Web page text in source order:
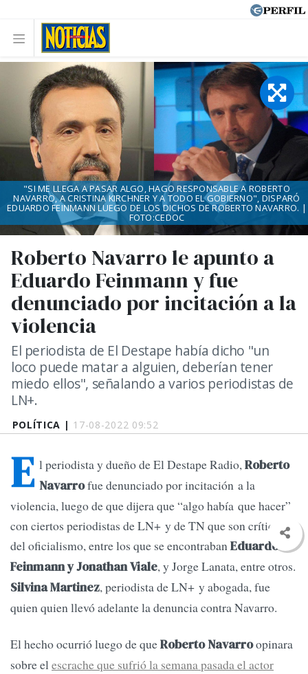
POLÍTICA | 17-08-2022 09:52
Roberto Navarro le apunto a
Eduardo Feinmann y fue
denunciado por incitación a la
violencia
El periodista de El Destape había dicho "un
loco puede matar a alguien, deberían tener
miedo ellos", señalando a varios periodistas de
LN+.
"SI ME LLEGA A PASAR ALGO, HAGO RESPONSABLE A ROBERTO
NAVARRO, A CRISTINA KIRCHNER Y A TODO EL GOBIERNO", DISPARÓ
EDUARDO FEINMANN LUEGO DE LOS DICHOS DE ROBERTO NAVARRO. |
FOTO:CEDOC
E l periodista y dueño de El Destape Radio,Roberto
Navarrofue denunciado por incitación a la
violencia, luego de que dijera que “algo había que hacer”
con ciertos periodistas de LN+ y de TN que son críticos
del oficialismo, entre los que se encontrabanEduardo
Feinmann y Jonathan Viale, y Jorge Lanata, entre otros.
Silvina Martinez, periodista de LN+ y abogada, fue
quien quien llevó adelante la denuncia contra Navarro.
El hecho ocurrió luego de queRoberto Navarroopinara
sobre elescrache que sufrió la semana pasada el actor